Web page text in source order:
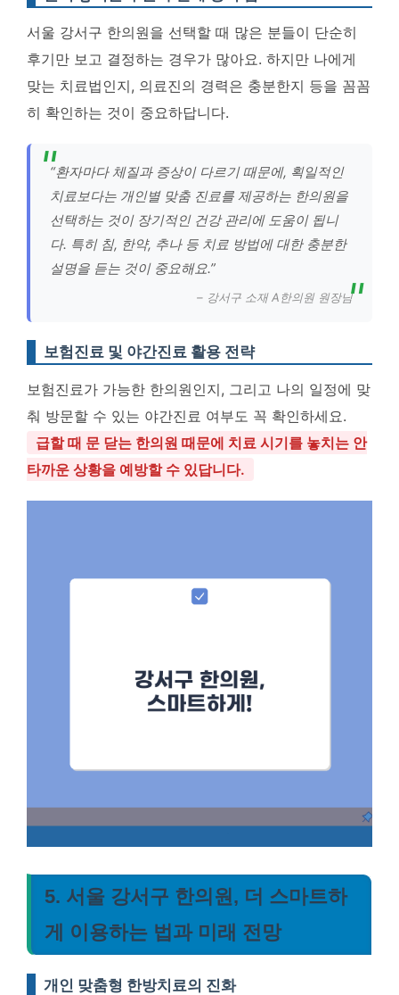
서울 강서구 한의원을 선택할 때 많은 분들이 단순히
후기만 보고 결정하는 경우가 많아요. 하지만 나에게
맞는 치료법인지, 의료진의 경력은 충분한지 등을 꼼꼼
히 확인하는 것이 중요하답니다.
“환자마다 체질과 증상이 다르기 때문에, 획일적인
치료보다는 개인별 맞춤 진료를 제공하는 한의원을
선택하는 것이 장기적인 건강 관리에 도움이 됩니
다. 특히 침, 한약, 추나 등 치료 방법에 대한 충분한
설명을 듣는 것이 중요해요.”
– 강서구 소재 A한의원 원장님
보험진료 및 야간진료 활용 전략
보험진료가 가능한 한의원인지, 그리고 나의 일정에 맞
춰 방문할 수 있는 야간진료 여부도 꼭 확인하세요.
급할 때 문 닫는 한의원 때문에 치료 시기를 놓치는 안
타까운 상황을 예방할 수 있답니다.
5. 서울 강서구 한의원, 더 스마트하
게 이용하는 법과 미래 전망
개인 맞춤형 한방치료의 진화